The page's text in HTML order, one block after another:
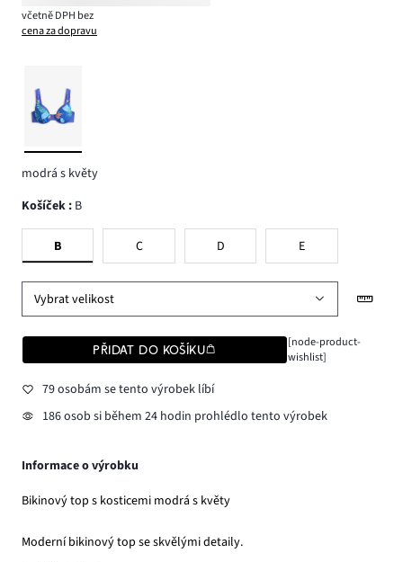
včetně DPH bez
cena za dopravu
modrá s květy
Košíček : B
B C D E
Vybrat velikost
PŘIDAT DO KOŠÍKU
[node-product-
wishlist]
79 osobám se tento výrobek líbí
186 osob si během 24 hodin prohlédlo tento výrobek
Informace o výrobku
Bikinový top s kosticemi modrá s květy
Moderní bikinový top se skvělými detaily.